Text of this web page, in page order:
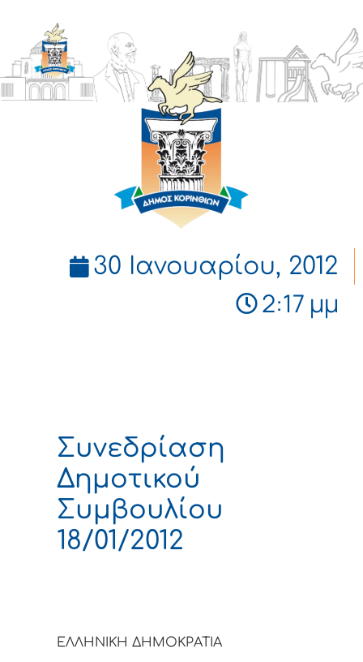
ΔΗΜΟΣ
ΚΟΡΙΝΘΙΩΝ
30 Ιανουαρίου, 2012
2:17 μμ
Συνεδρίαση
Δημοτικού
Συμβουλίου
18/01/2012
ΕΛΛΗΝΙΚΗ ΔΗΜΟΚΡΑΤΙΑ